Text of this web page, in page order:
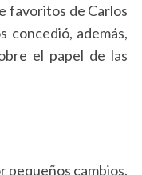
favoritos de Carlos
concedió, además,
el papel de las
pequeños cambios.